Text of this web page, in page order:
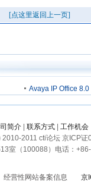
Avaya IP Office 8.0
简介 联系方式 工作机会
2011 cti论坛 京ICP证
室（100088）电话：
经营性网站备案信息 京